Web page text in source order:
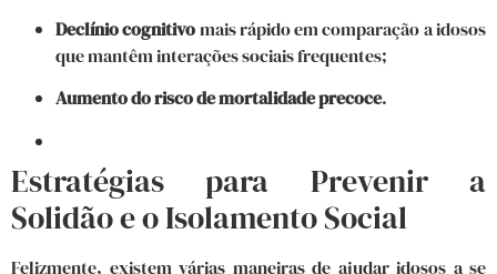
Declínio cognitivomais rápido em comparação a idosos
que mantêm interações sociais frequentes;
Aumento do risco de mortalidade precoce.
Estratégias para Prevenir a
Solidão e o Isolamento Social
Felizmente, existem várias maneiras de ajudar idosos a se